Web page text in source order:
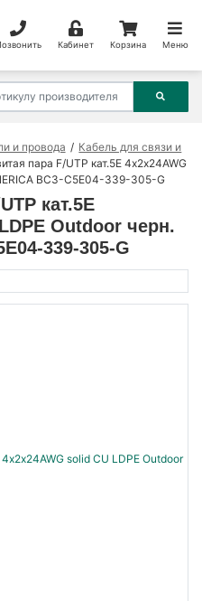
Кабинет Корзина Меню
и провода
Кабель для связи и
пара F/UTP кат.5E 4х2х24AWG
BC3-C5E04-339-305-G
кат.5E
Outdoor черн.
339-305-G